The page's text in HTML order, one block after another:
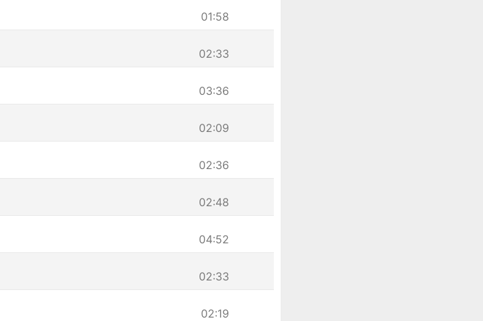
01:58
02:33
03:36
02:09
02:36
02:48
04:52
02:33
02:19